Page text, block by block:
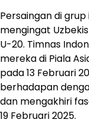
Persaingan di
mengingat
U-20. Timnas
mereka di Piala
pada 13 Februari
berhadapan
dan mengakhiri
19 Februari 2025.